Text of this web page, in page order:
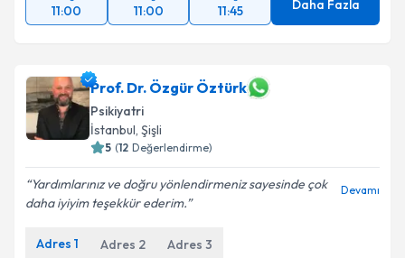
Takvim Talebini Gönder
11:00 11:00 11:45 Daha Fazla
Prof. Dr. Özgür Öztürk
Psikiyatri
İstanbul, Şişli
5 (12 Değerlendirme)
Yardımlarınız ve doğru yönlendirmeniz sayesinde çok
daha iyiyim teşekkür ederim.
Devamı
Adres 1 Adres 2 Adres 3